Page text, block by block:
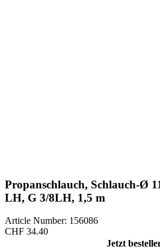
Propanschlauch, Schlauch-Ø
LH, G 3/8LH, 1,5 m
Article Number: 156086
CHF 34.40
Jetzt